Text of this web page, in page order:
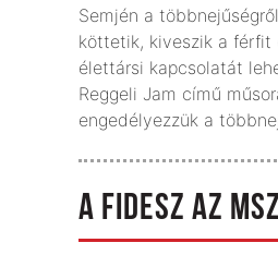
Semjén a
köttetik, kiveszik a férfit
élettársi kapcsolatát
Reggeli Jam című
engedélyezzük a
A FIDESZ AZ